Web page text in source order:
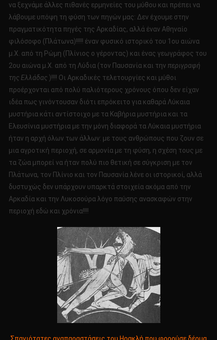
να ξεχνάμε άλλες πιθανές ερμηνείες του μύθου και πρέπει να
λάβουμε υπόψη τη φύση των πηγών μας: Δεν έχουμε στην
πραγματικότητα πηγές της Αρκαδίας, αλλά έναν Αθηναίο
φιλόσοφο (Πλάτωνα)!!!!! έναν φυσικό ιστορικό του 1ου αιώνα
μ.Χ. από τη Ρώμη (Πλίνιος ο γέροντας) και ένας γεωγράφος του
2ου αιώνα μ.Χ. από τη Λύδια (τον Παυσανία και την περιγραφή
της Ελλάδας)!!!! Οι Αρκαδικές τελετουργίες και μύθοι
προέρχονται από πολύ παλιότερους χρόνους όπου δεν είχαν
ιδέα πως γινόντουσαν διότι επρόκειτο για καθαρά Λύκαια
μυστήρια κάτι αντίστοιχο με τα Καβήρια μυστήρια και τα
Ελευσίνια μυστήρια με την μόνη διαφορά τα Λύκαια μυστήρια
ήταν η αρχή όλων των άλλων: με τους ανθρώπους που ζουν σε
μια αγροτική περιοχή, σε αρμονία με τη φύση, η σχέση τους με
τα ζώα μπορεί να ήταν πολύ πιο θετική σε σύγκριση με τον
Πλάτωνα, τον Πλίνιο και τον Παυσανία λένε οι ιστορικοί, αλλά
δυστυχώς δεν υπάρχουν υπαρκτά στοιχεία ακόμα από την
Αρκαδία και την Λυκοσούρα λόγο παύσης ανασκαφών στην
περιοχή εδώ και χρόνια!!!!